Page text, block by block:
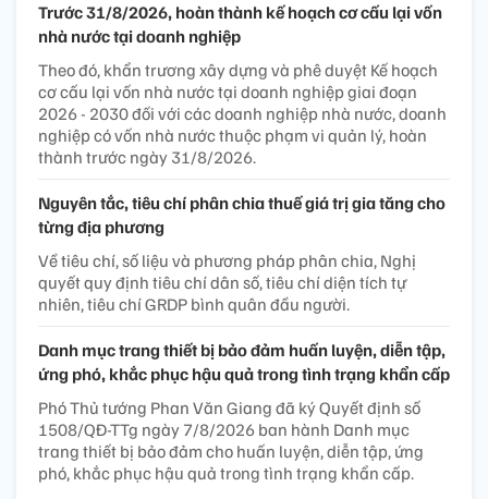
Trước 31/8/2026, hoàn thành kế hoạch cơ cấu lại vốn
nhà nước tại doanh nghiệp
Theo đó, khẩn trương xây dựng và phê duyệt Kế hoạch
cơ cấu lại vốn nhà nước tại doanh nghiệp giai đoạn
2026 - 2030 đối với các doanh nghiệp nhà nước, doanh
nghiệp có vốn nhà nước thuộc phạm vi quản lý, hoàn
thành trước ngày 31/8/2026.
Nguyên tắc, tiêu chí phân chia thuế giá trị gia tăng cho
từng địa phương
Về tiêu chí, số liệu và phương pháp phân chia, Nghị
quyết quy định tiêu chí dân số, tiêu chí diện tích tự
nhiên, tiêu chí GRDP bình quân đầu người.
Danh mục trang thiết bị bảo đảm huấn luyện, diễn tập,
ứng phó, khắc phục hậu quả trong tình trạng khẩn cấp
Phó Thủ tướng Phan Văn Giang đã ký Quyết định số
1508/QĐ-TTg ngày 7/8/2026 ban hành Danh mục
trang thiết bị bảo đảm cho huấn luyện, diễn tập, ứng
phó, khắc phục hậu quả trong tình trạng khẩn cấp.